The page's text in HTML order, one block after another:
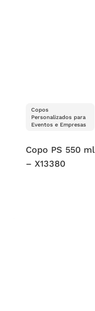
Copos
Personalizados para
Eventos e Empresas
Copo PS 550 ml
– X13380